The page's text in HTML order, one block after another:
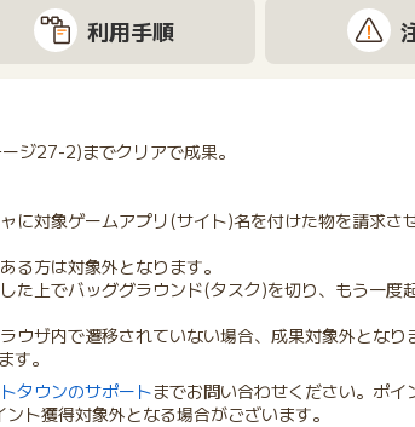
利用手順
ジ27-2)までクリアで成果。
に対象ゲームアプリ(サイト)名を付けた物を請求さ
る方は対象外となります。
た上でバッググラウンド(タスク)を切り、もう一度
ウザ内で遷移されていない場合、成果対象外となり
す。
タウンのサポートまでお問い合わせください。ポイ
ト獲得対象外となる場合がございます。